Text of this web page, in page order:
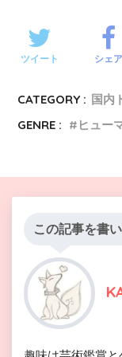
ツイート シェア
CATEGORY : 国内
GENRE :
ヒュー
この記事を書